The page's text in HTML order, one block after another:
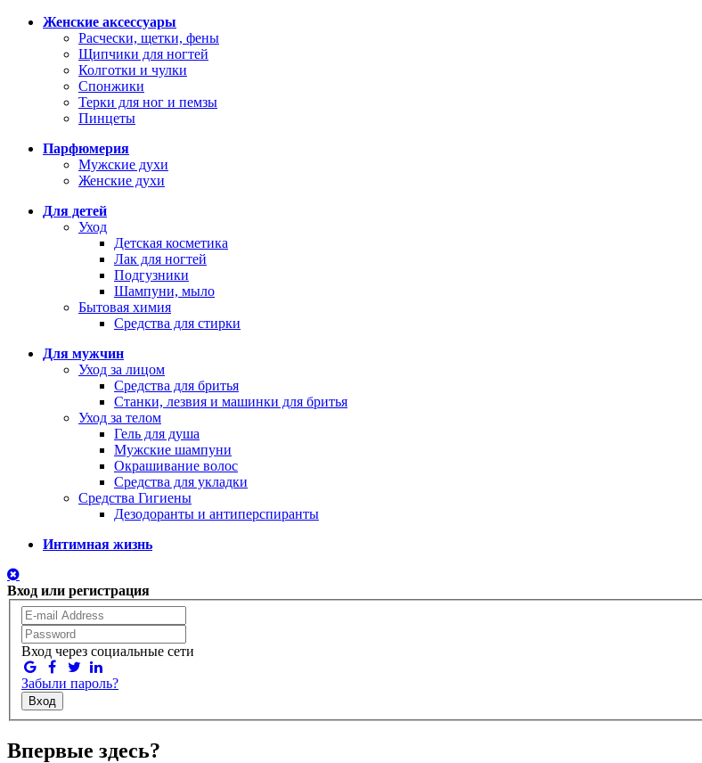
Женские аксессуары
Расчески, щетки, фены
Щипчики для ногтей
Колготки и чулки
Спонжики
Терки для ног и пемзы
Пинцеты
Парфюмерия
Мужские духи
Женские духи
Для детей
Уход
Детская косметика
Лак для ногтей
Подгузники
Шампуни, мыло
Бытовая химия
Средства для стирки
Для мужчин
Уход за лицом
Средства для бритья
Станки, лезвия и машинки для бритья
Уход за телом
Гель для душа
Мужские шампуни
Окрашивание волос
Средства для укладки
Средства Гигиены
Дезодоранты и антиперспиранты
Интимная жизнь
Вход или регистрация
Вход через социальные сети
Забыли пароль?
Вход
Впервые здесь?